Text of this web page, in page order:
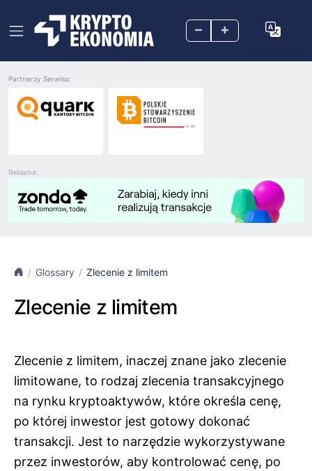
– +
Reklama:
Partnerzy Serwisu:
Glossary Zlecenie z limitem
Zlecenie z limitem
Zlecenie z limitem, inaczej znane jako zlecenie
limitowane, to rodzaj zlecenia transakcyjnego
na rynku kryptoaktywów, które określa cenę,
po której inwestor jest gotowy dokonać
transakcji. Jest to narzędzie wykorzystywane
przez inwestorów, aby kontrolować cenę, po